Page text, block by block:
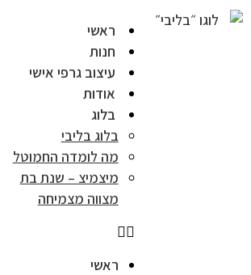
ראשי
חנות
עיצוב גרפי אישי
אודות
בלוג
בלוג בליבי
מה לומדה החמוטל
מיצמיצ – שנת בת
מצווה מצמיחה
ראשי